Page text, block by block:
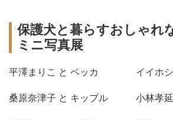
保護犬と暮らすおしゃれ
ミニ写真展
平澤まりこ と ペッカ イイホ
桑原奈津子 と キップル 小林孝